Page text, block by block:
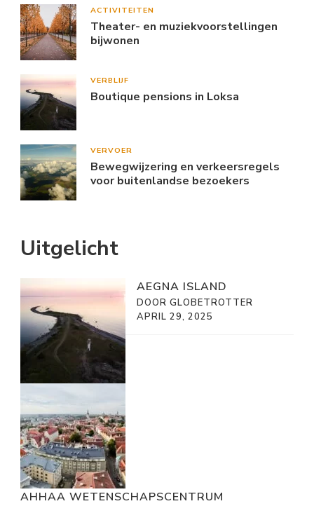
ACTIVITEITEN
Theater- en muziekvoorstellingen
bijwonen
VERBLIJF
Boutique pensions in Loksa
VERVOER
Bewegwijzering en verkeersregels
voor buitenlandse bezoekers
Uitgelicht
AEGNA ISLAND
DOOR GLOBETROTTER
APRIL 29, 2025
AHHAA WETENSCHAPSCENTRUM